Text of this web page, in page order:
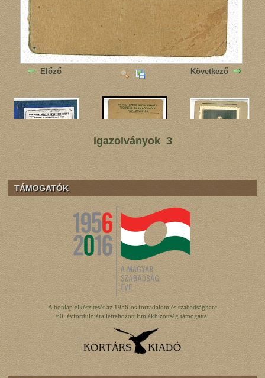
Előző Következő
igazolványok_3
TÁMOGATÓK
A honlap elkészítését az 1956-os forradalom és szabadságharc
60. évfordulójára létrehozott Emlékbizottság támogatta.